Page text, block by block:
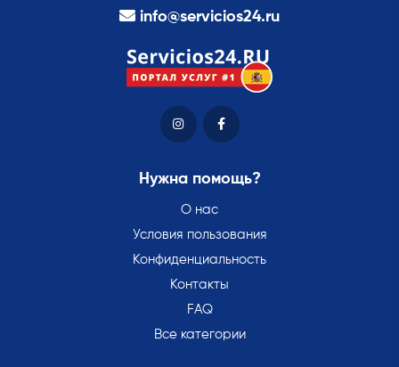
info@servicios24.ru
Нужна помощь?
О нас
Условия пользования
Конфиденциальность
Контакты
FAQ
Все категории